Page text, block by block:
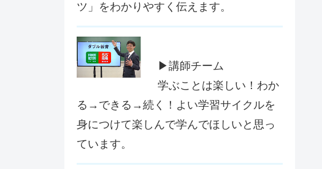
ツ」をわかりやすく伝えます。
▶講師チーム
学ぶことは楽しい！わか
る→できる→続く！よい学習サイクルを
身につけて楽しんで学んでほしいと思っ
ています。